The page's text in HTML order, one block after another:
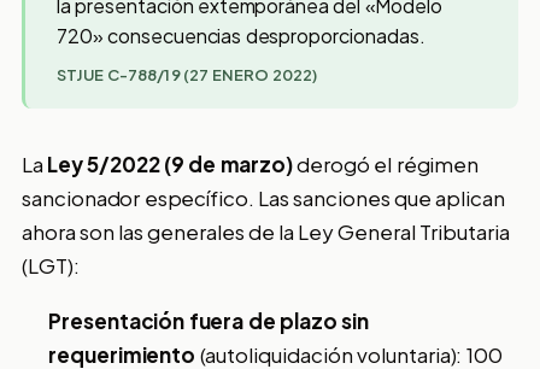
la presentación extemporánea del «Modelo
720» consecuencias desproporcionadas.
STJUE C-788/19 (27 ENERO 2022)
La Ley 5/2022 (9 de marzo)derogó el régimen
sancionador específico. Las sanciones que aplican
ahora son las generales de la Ley General Tributaria
(LGT):
Presentación fuera de plazo sin
requerimiento (autoliquidación voluntaria): 100